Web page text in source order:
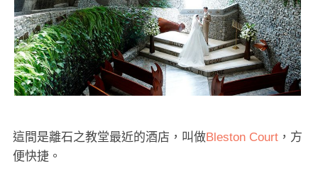
這間是離石之教堂最近的酒店，叫做Bleston Court ，方
便快捷。